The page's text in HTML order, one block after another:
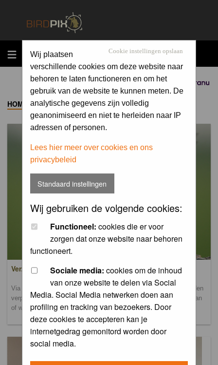
MENU
Sponsored by
Cookie instellingen opslaan
Wij plaatsen
verschillende cookies om deze website naar
behoren te laten functioneren en om het
gebruik van de website te kunnen meten. De
analytische gegevens zijn volledig
geanonimiseerd en niet te herleiden naar IP
adressen of personen.
Lees hier meer over cookies en ons
privacybeleid
Standaard instellingen
Wij gebruiken de volgende cookies:
Functioneel: cookies die er voor
zorgen dat onze website naar behoren
functioneert.
Sociale media: cookies om de inhoud
van onze website te delen via Social
Media. Social Media netwerken doen aan
profiling en tracking van bezoekers. Door
deze cookies te accepteren kan je
internetgedrag gemonitord worden door
social media.
HOME ->ALBUM
Verzamel- en uploadalbum
Via dit album kun je foto's uploaden. Onderscheidende foto's worden
verplaatst naar de database-albums. Andere foto's blijven hier staan
of worden verplaatst naar het verbeteralbum.